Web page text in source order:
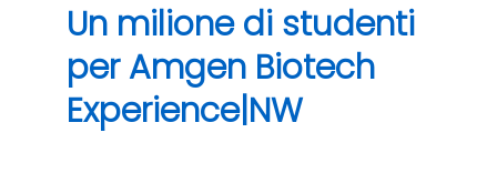
Un milione di studenti
per Amgen Biotech
Experience|NW